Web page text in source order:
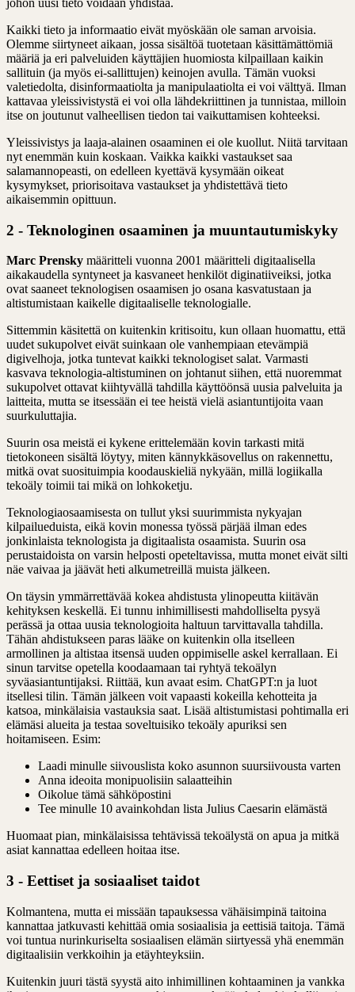
Kaikki tieto ja informaatio eivät myöskään ole saman arvoisia.
Olemme siirtyneet aikaan, jossa sisältöä tuotetaan käsittämättömiä
määriä ja eri palveluiden käyttäjien huomiosta kilpaillaan kaikin
sallituin (ja myös ei-sallittujen) keinojen avulla. Tämän vuoksi
valetiedolta, disinformaatiolta ja manipulaatiolta ei voi välttyä. Ilman
kattavaa yleissivistystä ei voi olla lähdekriittinen ja tunnistaa, milloin
itse on joutunut valheellisen tiedon tai vaikuttamisen kohteeksi.
Yleissivistys ja laaja-alainen osaaminen ei ole kuollut. Niitä tarvitaan
nyt enemmän kuin koskaan. Vaikka kaikki vastaukset saa
salamannopeasti, on edelleen kyettävä kysymään oikeat
kysymykset, priorisoitava vastaukset ja yhdistettävä tieto
aikaisemmin opittuun.
2 - Teknologinen osaaminen ja muuntautumiskyky
Marc Prensky määritteli vuonna 2001 määritteli digitaalisella
aikakaudella syntyneet ja kasvaneet henkilöt diginatiiveiksi, jotka
ovat saaneet teknologisen osaamisen jo osana kasvatustaan ja
altistumistaan kaikelle digitaaliselle teknologialle.
Sittemmin käsitettä on kuitenkin kritisoitu, kun ollaan huomattu, että
uudet sukupolvet eivät suinkaan ole vanhempiaan etevämpiä
digivelhoja, jotka tuntevat kaikki teknologiset salat. Varmasti
kasvava teknologia-altistuminen on johtanut siihen, että nuoremmat
sukupolvet ottavat kiihtyvällä tahdilla käyttöönsä uusia palveluita ja
laitteita, mutta se itsessään ei tee heistä vielä asiantuntijoita vaan
suurkuluttajia.
Suurin osa meistä ei kykene erittelemään kovin tarkasti mitä
tietokoneen sisältä löytyy, miten kännykkäsovellus on rakennettu,
mitkä ovat suosituimpia koodauskieliä nykyään, millä logiikalla
tekoäly toimii tai mikä on lohkoketju.
Teknologiaosaamisesta on tullut yksi suurimmista nykyajan
kilpailueduista, eikä kovin monessa työssä pärjää ilman edes
jonkinlaista teknologista ja digitaalista osaamista. Suurin osa
perustaidoista on varsin helposti opeteltavissa, mutta monet eivät silti
näe vaivaa ja jäävät heti alkumetreillä muista jälkeen.
On täysin ymmärrettävää kokea ahdistusta ylinopeutta kiitävän
kehityksen keskellä. Ei tunnu inhimillisesti mahdolliselta pysyä
perässä ja ottaa uusia teknologioita haltuun tarvittavalla tahdilla.
Tähän ahdistukseen paras lääke on kuitenkin olla itselleen
armollinen ja altistaa itsensä uuden oppimiselle askel kerrallaan. Ei
sinun tarvitse opetella koodaamaan tai ryhtyä tekoälyn
syväasiantuntijaksi. Riittää, kun avaat esim. ChatGPT:n ja luot
itsellesi tilin. Tämän jälkeen voit vapaasti kokeilla kehotteita ja
katsoa, minkälaisia vastauksia saat. Lisää altistumistasi pohtimalla eri
elämäsi alueita ja testaa soveltuisiko tekoäly apuriksi sen
hoitamiseen. Esim:
Laadi minulle siivouslista koko asunnon suursiivousta varten
Anna ideoita monipuolisiin salaatteihin
Oikolue tämä sähköpostini
Tee minulle 10 avainkohdan lista Julius Caesarin elämästä
Huomaat pian, minkälaisissa tehtävissä tekoälystä on apua ja mitkä
asiat kannattaa edelleen hoitaa itse.
3 - Eettiset ja sosiaaliset taidot
Kolmantena, mutta ei missään tapauksessa vähäisimpinä taitoina
kannattaa jatkuvasti kehittää omia sosiaalisia ja eettisiä taitoja. Tämä
voi tuntua nurinkuriselta sosiaalisen elämän siirtyessä yhä enemmän
digitaalisiin verkkoihin ja etäyhteyksiin.
Kuitenkin juuri tästä syystä aito inhimillinen kohtaaminen ja vankka